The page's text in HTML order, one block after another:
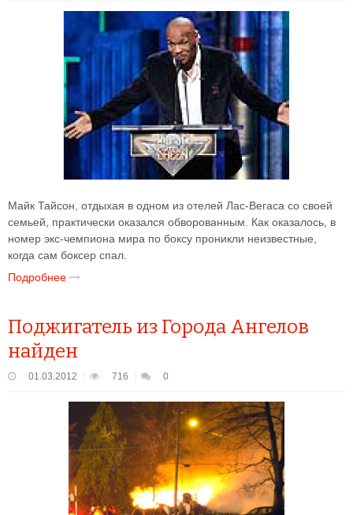
Майк Тайсон, отдыхая в одном из отелей Лас-Вегаса со своей
семьей, практически оказался обворованным. Как оказалось, в
номер экс-чемпиона мира по боксу проникли неизвестные,
когда сам боксер спал.
Подробнее
Поджигатель из Города Ангелов
найден
01.03.2012 716 0